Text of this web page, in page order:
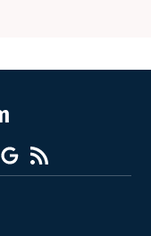
Google
RSS